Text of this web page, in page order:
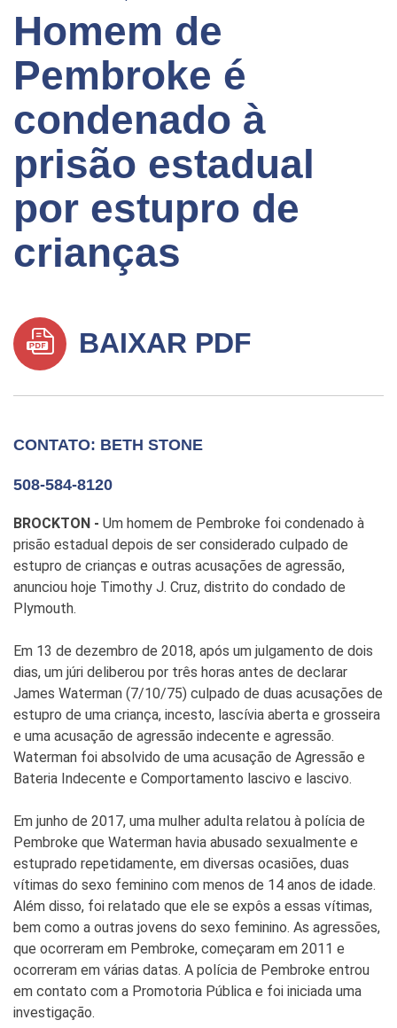
Homem de
Pembroke é
condenado à
prisão estadual
por estupro de
crianças
BAIXAR PDF
CONTATO: BETH STONE
508-584-8120
BROCKTON - Um homem de Pembroke foi condenado à
prisão estadual depois de ser considerado culpado de
estupro de crianças e outras acusações de agressão,
anunciou hoje Timothy J. Cruz, distrito do condado de
Plymouth.
Em 13 de dezembro de 2018, após um julgamento de dois
dias, um júri deliberou por três horas antes de declarar
James Waterman (7/10/75) culpado de duas acusações de
estupro de uma criança, incesto, lascívia aberta e grosseira
e uma acusação de agressão indecente e agressão.
Waterman foi absolvido de uma acusação de Agressão e
Bateria Indecente e Comportamento lascivo e lascivo.
Em junho de 2017, uma mulher adulta relatou à polícia de
Pembroke que Waterman havia abusado sexualmente e
estuprado repetidamente, em diversas ocasiões, duas
vítimas do sexo feminino com menos de 14 anos de idade.
Além disso, foi relatado que ele se expôs a essas vítimas,
bem como a outras jovens do sexo feminino. As agressões,
que ocorreram em Pembroke, começaram em 2011 e
ocorreram em várias datas. A polícia de Pembroke entrou
em contato com a Promotoria Pública e foi iniciada uma
investigação.